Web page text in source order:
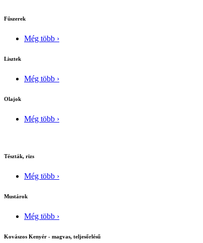
Fûszerek
Még több ›
Lisztek
Még több ›
Olajok
Még több ›
Tészták, rizs
Még több ›
Mustárok
Még több ›
Kovászos Kenyér - magvas, teljesőrlésű